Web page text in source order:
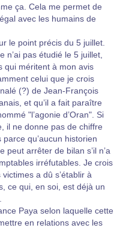
ça. Cela me permet de
avec les humains de
le point précis du 5 juillet.
n’ai pas étudié le 5 juillet,
qui méritent à mon avis
celui que je crois
(?) de Jean-François
et qu’il a fait paraître
"l’agonie d’Oran". Si
il ne donne pas de chiffre
qu’aucun historien
peut arrêter de bilan s’il n’a
irréfutables. Je crois
a dû s’établir à
ce qui, en soi, est déjà un
Paya selon laquelle cette
en relations avec les